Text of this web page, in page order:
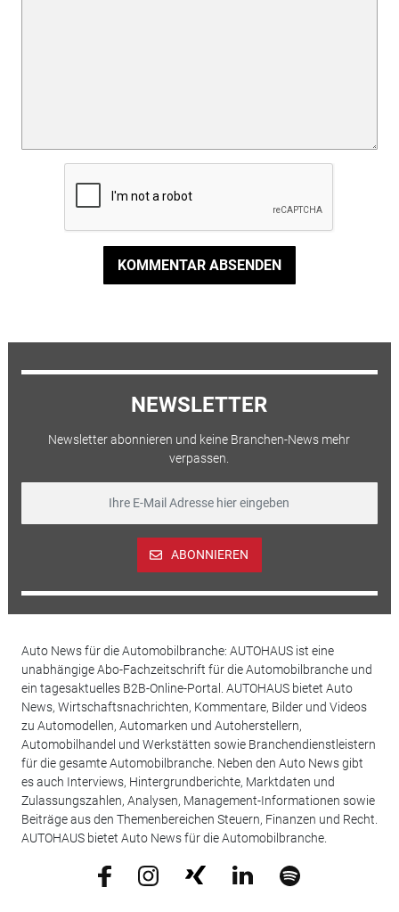
KOMMENTAR ABSENDEN
NEWSLETTER
Newsletter abonnieren und keine Branchen-News mehr
verpassen.
ABONNIEREN
Auto News für die Automobilbranche: AUTOHAUS ist eine
unabhängige Abo-Fachzeitschrift für die Automobilbranche und
ein tagesaktuelles B2B-Online-Portal. AUTOHAUS bietet Auto
News, Wirtschaftsnachrichten, Kommentare, Bilder und Videos
zu Automodellen, Automarken und Autoherstellern,
Automobilhandel und Werkstätten sowie Branchendienstleistern
für die gesamte Automobilbranche. Neben den Auto News gibt
es auch Interviews, Hintergrundberichte, Marktdaten und
Zulassungszahlen, Analysen, Management-Informationen sowie
Beiträge aus den Themenbereichen Steuern, Finanzen und Recht.
AUTOHAUS bietet Auto News für die Automobilbranche.